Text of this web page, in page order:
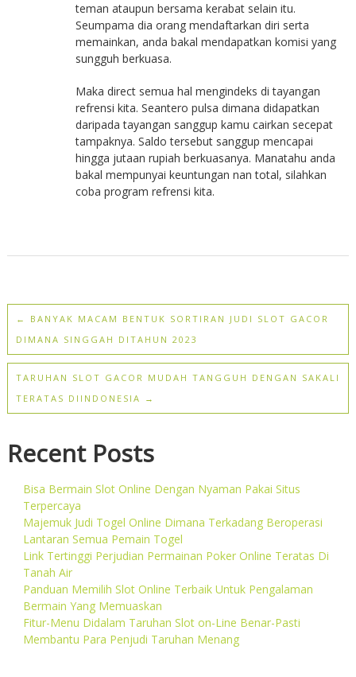
teman ataupun bersama kerabat selain itu.
Seumpama dia orang mendaftarkan diri serta
memainkan, anda bakal mendapatkan komisi yang
sungguh berkuasa.
Maka direct semua hal mengindeks di tayangan
refrensi kita. Seantero pulsa dimana didapatkan
daripada tayangan sanggup kamu cairkan secepat
tampaknya. Saldo tersebut sanggup mencapai
hingga jutaan rupiah berkuasanya. Manatahu anda
bakal mempunyai keuntungan nan total, silahkan
coba program refrensi kita.
←
BANYAK MACAM BENTUK SORTIRAN JUDI SLOT GACOR
DIMANA SINGGAH DITAHUN 2023
TARUHAN SLOT GACOR MUDAH TANGGUH DENGAN SAKALI
TERATAS DIINDONESIA →
Recent Posts
Bisa Bermain Slot Online Dengan Nyaman Pakai Situs
Terpercaya
Majemuk Judi Togel Online Dimana Terkadang Beroperasi
Lantaran Semua Pemain Togel
Link Tertinggi Perjudian Permainan Poker Online Teratas Di
Tanah Air
Panduan Memilih Slot Online Terbaik Untuk Pengalaman
Bermain Yang Memuaskan
Fitur-Menu Didalam Taruhan Slot on-Line Benar-Pasti
Membantu Para Penjudi Taruhan Menang